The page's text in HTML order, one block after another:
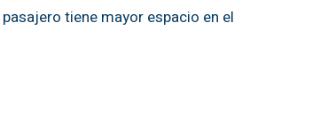
tiene mayor espacio en el